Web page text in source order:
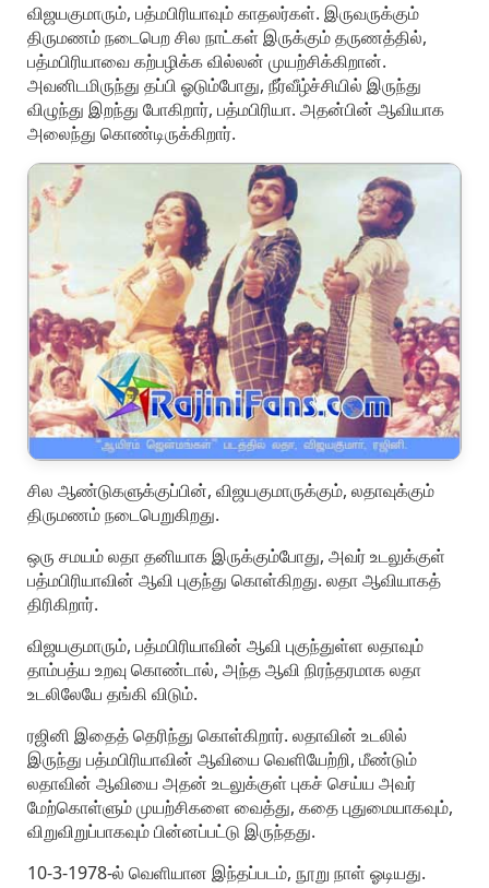
விஜயகுமாரும், பத்மபிரியாவும் காதலர்கள். இருவருக்கும்
திருமணம் நடைபெற சில நாட்கள் இருக்கும் தருணத்தில்,
பத்மபிரியாவை கற்பழிக்க வில்லன் முயற்சிக்கிறான்.
அவனிடமிருந்து தப்பி ஓடும்போது, நீர்வீழ்ச்சியில் இருந்து
விழுந்து இறந்து போகிறார், பத்மபிரியா. அதன்பின் ஆவியாக
அலைந்து கொண்டிருக்கிறார்.
சில ஆண்டுகளுக்குப்பின், விஜயகுமாருக்கும், லதாவுக்கும்
திருமணம் நடைபெறுகிறது.
ஒரு சமயம் லதா தனியாக இருக்கும்போது, அவர் உடலுக்குள்
பத்மபிரியாவின் ஆவி புகுந்து கொள்கிறது. லதா ஆவியாகத்
திரிகிறார்.
விஜயகுமாரும், பத்மபிரியாவின் ஆவி புகுந்துள்ள லதாவும்
தாம்பத்ய உறவு கொண்டால், அந்த ஆவி நிரந்தரமாக லதா
உடலிலேயே தங்கி விடும்.
ரஜினி இதைத் தெரிந்து கொள்கிறார். லதாவின் உடலில்
இருந்து பத்மபிரியாவின் ஆவியை வெளியேற்றி, மீண்டும்
லதாவின் ஆவியை அதன் உடலுக்குள் புகச் செய்ய அவர்
மேற்கொள்ளும் முயற்சிகளை வைத்து, கதை புதுமையாகவும்,
விறுவிறுப்பாகவும் பின்னப்பட்டு இருந்தது.
10-3-1978-ல் வெளியான இந்தப்படம், நூறு நாள் ஓடியது.